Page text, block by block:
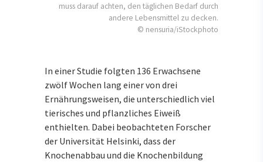
muss darauf achten, den täglichen Bedarf durch
andere Lebensmittel zu decken.
© nensuria/iStockphoto
In einer Studie folgten 136 Erwachsene
zwölf Wochen lang einer von drei
Ernährungsweisen, die unterschiedlich viel
tierisches und pflanzliches Eiweiß
enthielten. Dabei beobachteten Forscher
der Universität Helsinki, dass der
Knochenabbau und die Knochenbildung